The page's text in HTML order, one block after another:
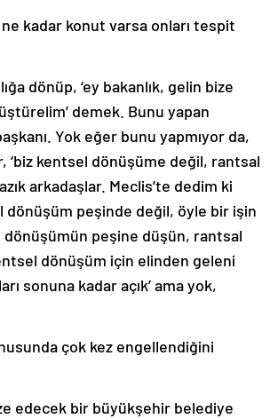
kadar konut varsa onları tespit
dönüp, ‘ey bakanlık, gelin bize
demek. Bunu yapan
Yok eğer bunu yapmıyor da,
‘biz kentsel dönüşüme değil, rantsal
arkadaşlar. Meclis’te dedim ki
dönüşüm peşinde değil, öyle bir işin
peşine düşün, rantsal
dönüşüm için elinden geleni
sonuna kadar açık’ ama yok,
çok kez engellendiğini
edecek bir büyükşehir belediye